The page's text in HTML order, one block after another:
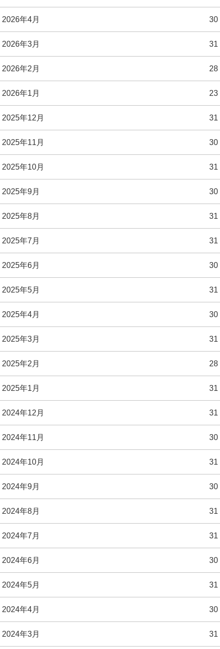
2026年4月 30
2026年3月 31
2026年2月 28
2026年1月 23
2025年12月 31
2025年11月 30
2025年10月 31
2025年9月 30
2025年8月 31
2025年7月 31
2025年6月 30
2025年5月 31
2025年4月 30
2025年3月 31
2025年2月 28
2025年1月 31
2024年12月 31
2024年11月 30
2024年10月 31
2024年9月 30
2024年8月 31
2024年7月 31
2024年6月 30
2024年5月 31
2024年4月 30
2024年3月 31